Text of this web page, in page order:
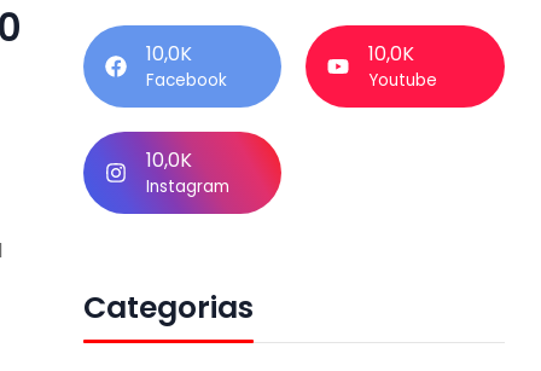
10,0K
Facebook
10,0K
Youtube
10,0K
Instagram
Categorias